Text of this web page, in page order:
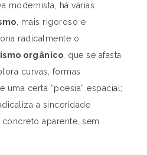
modernista, há várias
, mais rigoroso e
radicalmente o
orgânico, que se afasta
curvas, formas
uma certa “poesia” espacial;
a sinceridade
aparente, sem